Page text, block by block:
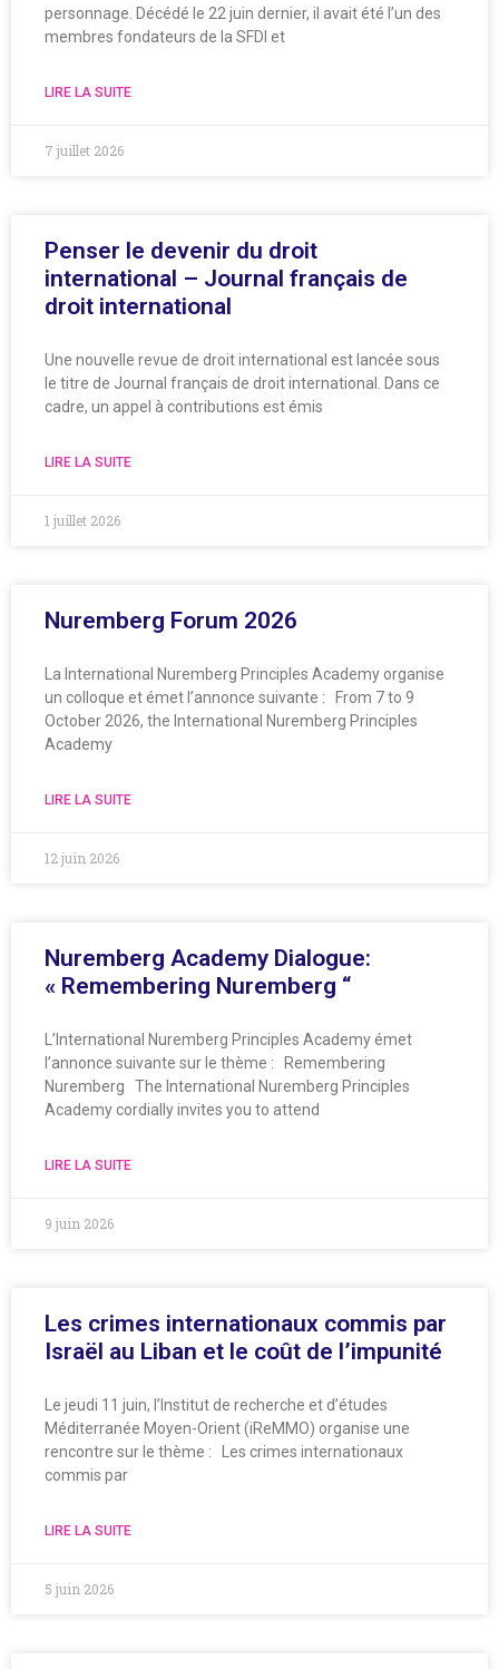
personnage. Décédé le 22 juin dernier, il avait été l’un des
membres fondateurs de la SFDI et
LIRE LA SUITE
7 juillet 2026
Penser le devenir du droit
international – Journal français de
droit international
Une nouvelle revue de droit international est lancée sous
le titre de Journal français de droit international. Dans ce
cadre, un appel à contributions est émis
LIRE LA SUITE
1 juillet 2026
Nuremberg Forum 2026
La International Nuremberg Principles Academy organise
un colloque et émet l’annonce suivante : From 7 to 9
October 2026, the International Nuremberg Principles
Academy
LIRE LA SUITE
12 juin 2026
Nuremberg Academy Dialogue:
« Remembering Nuremberg “
L’International Nuremberg Principles Academy émet
l’annonce suivante sur le thème : Remembering
Nuremberg The International Nuremberg Principles
Academy cordially invites you to attend
LIRE LA SUITE
9 juin 2026
Les crimes internationaux commis par
Israël au Liban et le coût de l’impunité
Le jeudi 11 juin, l’Institut de recherche et d’études
Méditerranée Moyen-Orient (iReMMO) organise une
rencontre sur le thème : Les crimes internationaux
commis par
LIRE LA SUITE
5 juin 2026